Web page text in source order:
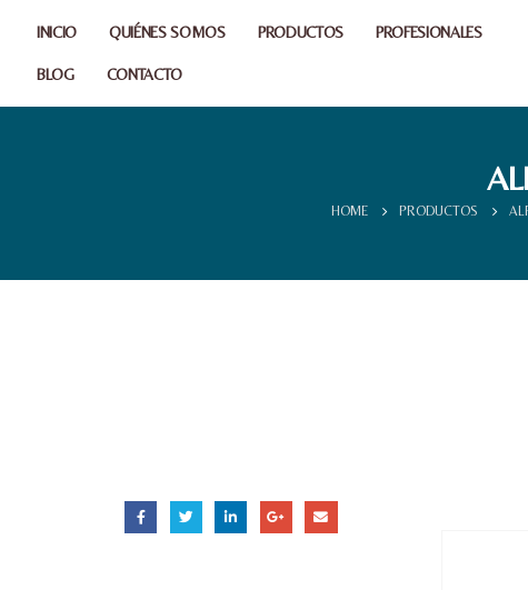
INICIO QUIÉNES SOMOS PRODUCTOS PROFESIONALES
BLOG CONTACTO
HOME PRODUCTOS